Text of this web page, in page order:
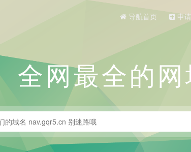
导航首页 申
全网最全的